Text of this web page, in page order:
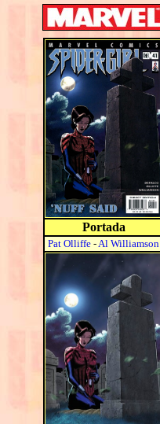
Portada
Pat Olliffe -Al Williamson